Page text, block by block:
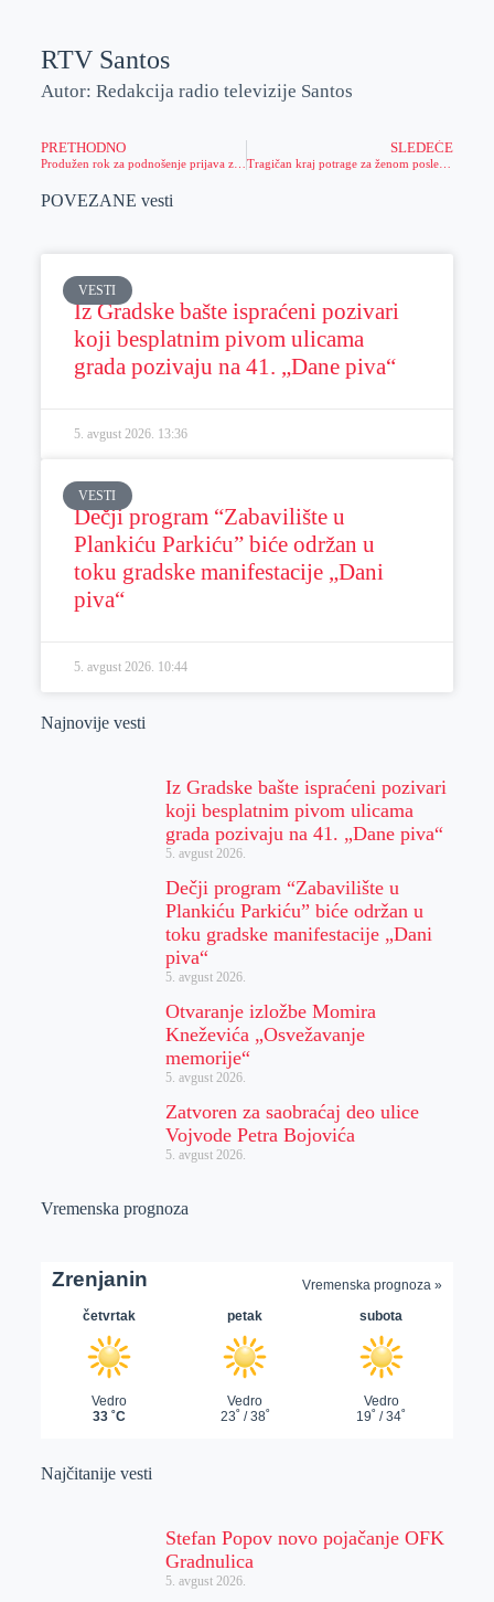
RTV Santos
Autor: Redakcija radio televizije Santos
PRETHODNO
Produžen rok za podnošenje prijava za nabavku zaštitnog rama za upotrebljavani traktor
SLEDEĆE
POVEZANE vesti
VESTI
Iz Gradske bašte ispraćeni pozivari
koji besplatnim pivom ulicama
grada pozivaju na 41. „Dane piva“
5. avgust 2026. 13:36
VESTI
Dečji program “Zabavilište u
Plankiću Parkiću” biće održan u
toku gradske manifestacije „Dani
piva“
5. avgust 2026. 10:44
Najnovije vesti
Iz Gradske bašte ispraćeni pozivari
koji besplatnim pivom ulicama
grada pozivaju na 41. „Dane piva“
5. avgust 2026.
Dečji program “Zabavilište u
Plankiću Parkiću” biće održan u
toku gradske manifestacije „Dani
piva“
5. avgust 2026.
Otvaranje izložbe Momira
Kneževića „Osvežavanje
memorije“
5. avgust 2026.
Zatvoren za saobraćaj deo ulice
Vojvode Petra Bojovića
5. avgust 2026.
Vremenska prognoza
Najčitanije vesti
Stefan Popov novo pojačanje OFK
Gradnulica
5. avgust 2026.